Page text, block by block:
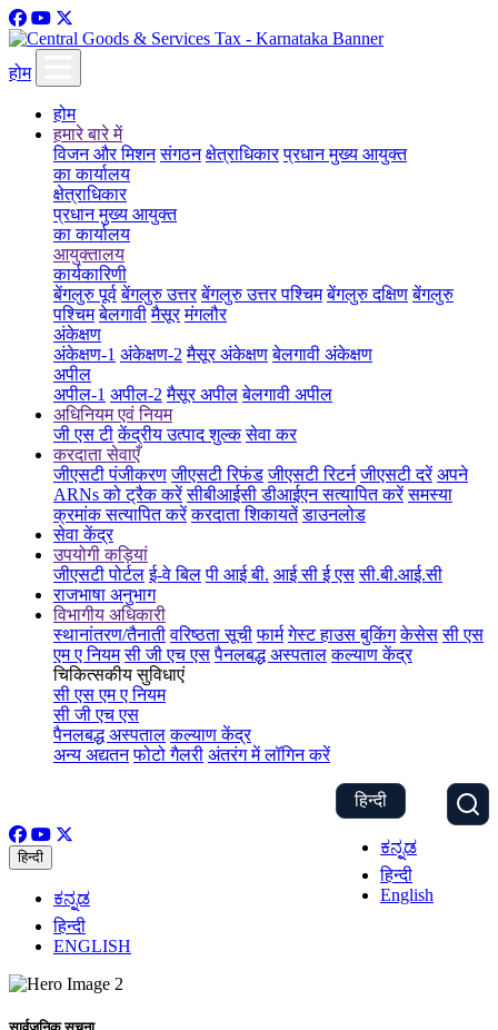
होम
होम
हमारे बारे में
विजन और मिशन संगठन क्षेत्राधिकार प्रधान मुख्य आयुक्त
का कार्यालय
क्षेत्राधिकार
प्रधान मुख्य आयुक्त
का कार्यालय
आयुक्तालय
कार्यकारिणी
बेंगलुरु पूर्व बेंगलुरु उत्तर बेंगलुरु उत्तर पश्चिम बेंगलुरु दक्षिण बेंगलुरु
पश्चिम बेलगावी मैसूर मंगलौर
अंकेक्षण
अंकेक्षण-1 अंकेक्षण-2 मैसूर अंकेक्षण बेलगावी अंकेक्षण
अपील
अपील-1 अपील-2 मैसूर अपील बेलगावी अपील
अधिनियम एवं नियम
जी एस टी केंद्रीय उत्पाद शुल्क सेवा कर
करदाता सेवाएँ
जीएसटी पंजीकरण जीएसटी रिफंड जीएसटी रिटर्न जीएसटी दरें अपने
ARNs को ट्रैक करें सीबीआईसी डीआईएन सत्यापित करें समस्या
क्रमांक सत्यापित करें करदाता शिकायतें डाउनलोड
सेवा केंद्र
उपयोगी कड़ियां
जीएसटी पोर्टल ई-वे बिल पी आई बी. आई सी ई एस सी.बी.आई.सी
राजभाषा अनुभाग
विभागीय अधिकारी
स्थानांतरण/तैनाती वरिष्ठता सूची फार्म गेस्ट हाउस बुकिंग केसेस सी एस
एम ए नियम सी जी एच एस पैनलबद्ध अस्पताल कल्याण केंद्र
चिकित्सकीय सुविधाएं
सी एस एम ए नियम
सी जी एच एस
पैनलबद्ध अस्पताल कल्याण केंद्र
अन्य अद्यतन फोटो गैलरी अंतरंग में लॉगिन करें
हिन्दी
ಕನ್ನಡ
हिन्दी
English
हिन्दी
ಕನ್ನಡ
हिन्दी
ENGLISH